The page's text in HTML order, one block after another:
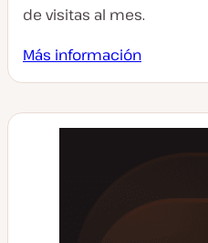
de visitas al mes.
Más información